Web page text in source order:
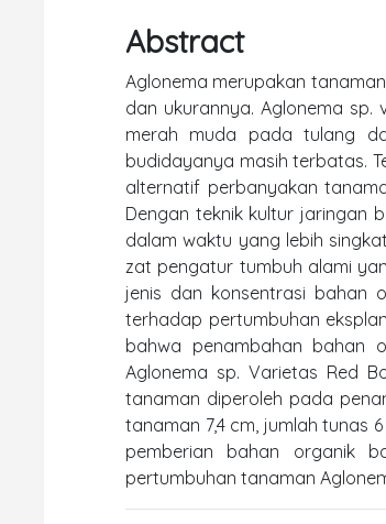
Abstract
Aglonema merupakan
dan ukurannya. Aglonema
merah muda pada tulang
budidayanya masih terbatas.
alternatif perbanyakan
Dengan teknik kultur jaringan
dalam waktu yang lebih
zat pengatur tumbuh alami
jenis dan konsentrasi bahan
terhadap pertumbuhan
bahwa penambahan bahan
Aglonema sp. Varietas Red
tanaman diperoleh pada
tanaman 7,4 cm, jumlah tunas
pemberian bahan organik
pertumbuhan tanaman